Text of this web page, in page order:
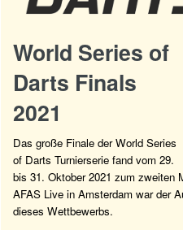
World Series of
Darts Finals
2021
Das große Finale der World Series
of Darts Turnierserie fand vom 29.
bis 31. Oktober 2021 zum zweiten
AFAS Live in Amsterdam war der
dieses Wettbewerbs.